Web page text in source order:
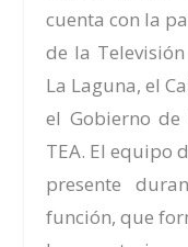
cuenta con la
de la
La Laguna, el
el Gobierno de
TEA. El equipo
presente
función, que